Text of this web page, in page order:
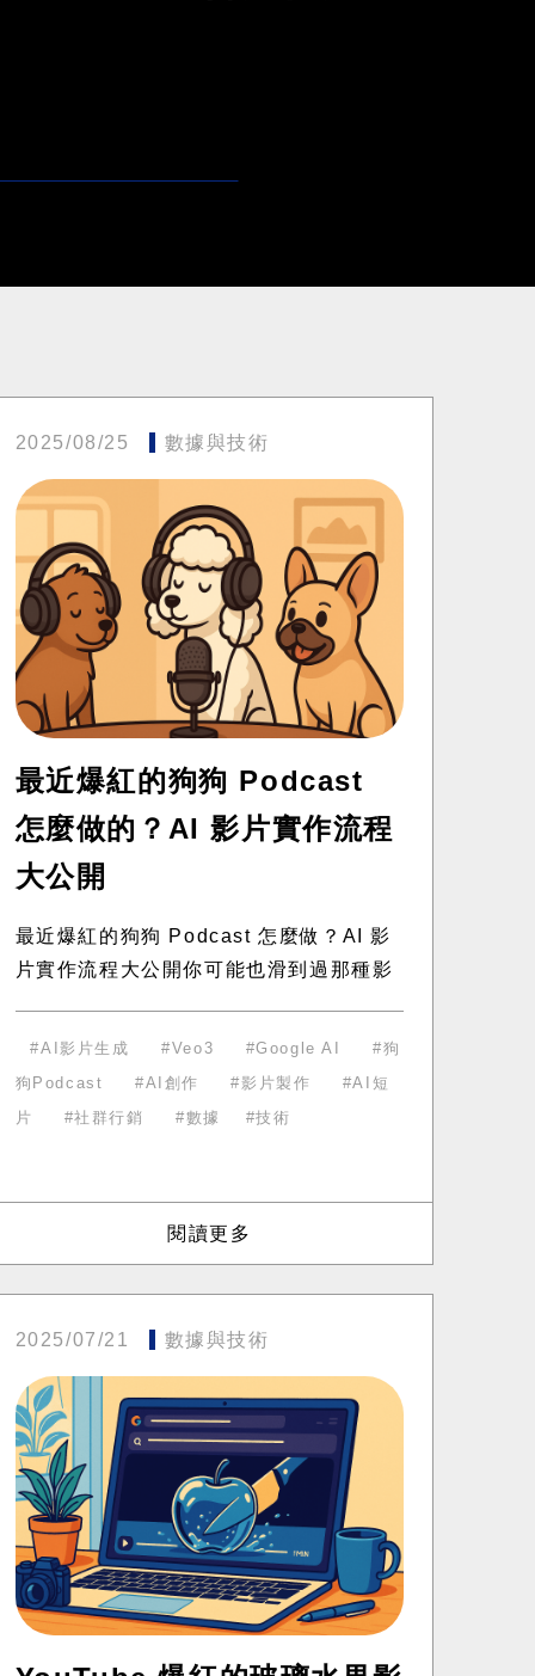
2025/08/25 數據與技術
最近爆紅的狗狗 Podcast
怎麼做的？AI 影片實作流程
大公開
最近爆紅的狗狗 Podcast 怎麼做？AI 影
片實作流程大公開你可能也滑到過那種影
一本正經地聊著天。第一眼看到，真的會
AI影片生成 Veo3 Google AI
狗
狗Podcast
AI創作 影片製作
AI短
片
社群行銷 數據 技術
閱讀更多
2025/07/21 數據與技術